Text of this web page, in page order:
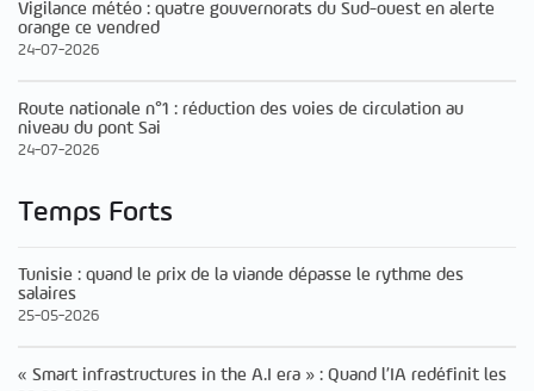
Vigilance météo : quatre gouvernorats du Sud-ouest en alerte
orange ce vendred
24-07-2026
Route nationale n°1 : réduction des voies de circulation au
niveau du pont Sai
24-07-2026
Temps Forts
Tunisie : quand le prix de la viande dépasse le rythme des
salaires
25-05-2026
« Smart infrastructures in the A.I era » : Quand l’IA redéfinit les